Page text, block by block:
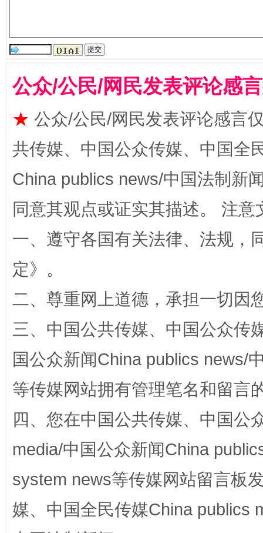
揭批美国五大"原罪"
解纷+调解+退费，一次搞定
站台名比不上好声名
公众/公民/网民发表评论感
★ 公众/公民/网民发表评论感言
共传媒、中国公众传媒、中国全
China publics news/中国法制新
同意其观点或证实其描述。 注
一、遵守各国有关法律、法规，
定》。
二、尊重网上道德，承担一切因
三、中国公共传媒、中国公众传
国公众新闻China publics news/
等传媒网站拥有管理笔名和留言
四、您在中国公共传媒、中国公
media/中国公众新闻China
system news等传媒网站留言板
媒、中国全民传媒China publics